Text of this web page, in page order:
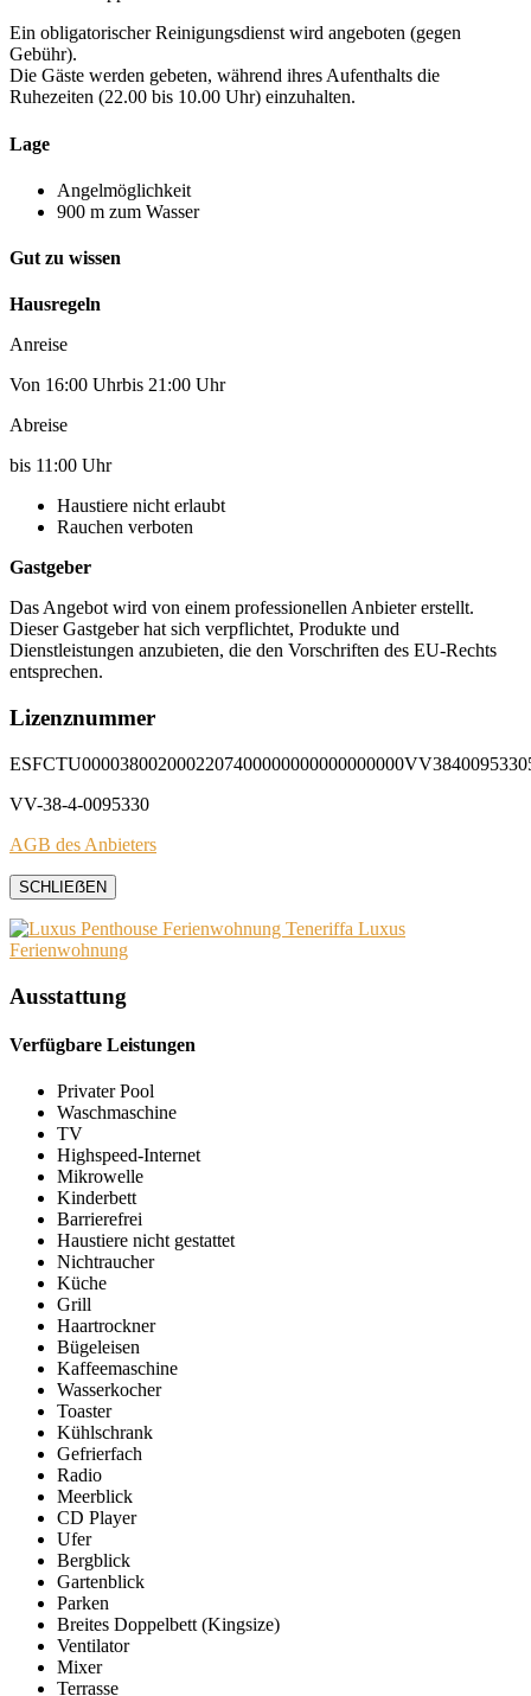
Ein obligatorischer Reinigungsdienst wird angeboten (gegen
Gebühr).
Die Gäste werden gebeten, während ihres Aufenthalts die
Ruhezeiten (22.00 bis 10.00 Uhr) einzuhalten.
Lage
Angelmöglichkeit
900 m zum Wasser
Gut zu wissen
Hausregeln
Anreise
Von 16:00 Uhrbis 21:00 Uhr
Abreise
bis 11:00 Uhr
Haustiere nicht erlaubt
Rauchen verboten
Gastgeber
Das Angebot wird von einem professionellen Anbieter erstellt.
Dieser Gastgeber hat sich verpflichtet, Produkte und
Dienstleistungen anzubieten, die den Vorschriften des EU-Rechts
entsprechen.
Lizenznummer
VV-38-4-0095330
AGB des Anbieters
SCHLIEẞEN
Ausstattung
Verfügbare Leistungen
Privater Pool
Waschmaschine
TV
Highspeed-Internet
Mikrowelle
Kinderbett
Barrierefrei
Haustiere nicht gestattet
Nichtraucher
Küche
Grill
Haartrockner
Bügeleisen
Kaffeemaschine
Wasserkocher
Toaster
Kühlschrank
Gefrierfach
Radio
Meerblick
CD Player
Ufer
Bergblick
Gartenblick
Parken
Breites Doppelbett (Kingsize)
Ventilator
Mixer
Terrasse